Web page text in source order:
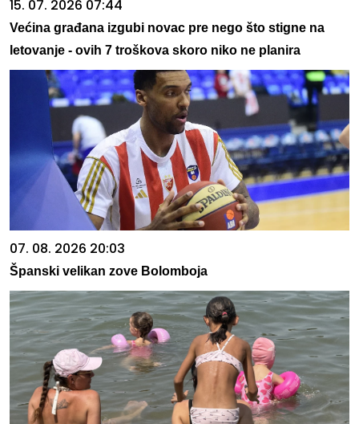
15. 07. 2026 07:44
Većina građana izgubi novac pre nego što stigne na
letovanje - ovih 7 troškova skoro niko ne planira
07. 08. 2026 20:03
Španski velikan zove Bolomboja